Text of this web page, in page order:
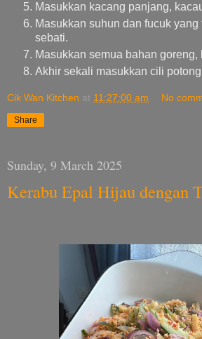
Masukkan kacang panjang,
Masukkan suhun dan fucuk
sebati.
Masukkan semua bahan goreng,
Akhir sekali masukkan cili
Cik Wan Kitchen at 11:27:00 am No
Share
Sunday, 9 March 2025
Kerabu Epal Hijau dengan